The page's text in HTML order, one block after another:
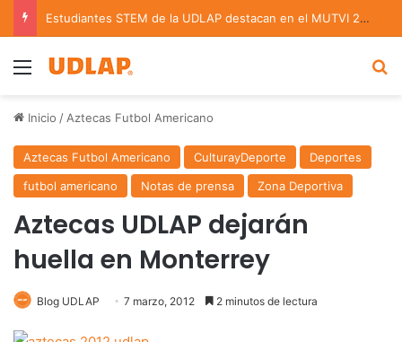
Estudiantes STEM de la UDLAP destacan en el MUTVI 2026
Menu
Inicio / Aztecas Futbol Americano
Aztecas Futbol Americano CulturayDeporte
Deportes
futbol americano
Notas de prensa Zona Deportiva
Aztecas UDLAP dejarán
huella en Monterrey
Blog UDLAP 7 marzo, 2012 2 minutos de lectura